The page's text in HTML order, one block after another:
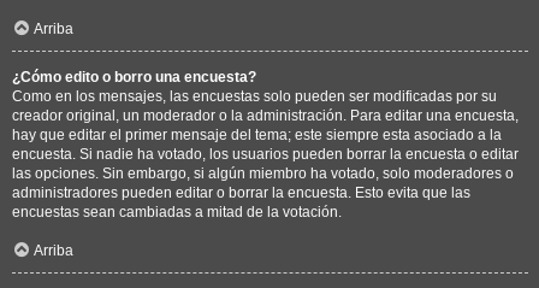
Arriba
¿Cómo edito o borro una encuesta?
Como en los mensajes, las encuestas solo pueden ser modificadas por su
creador original, un moderador o la administración. Para editar una encuesta,
hay que editar el primer mensaje del tema; este siempre esta asociado a la
encuesta. Si nadie ha votado, los usuarios pueden borrar la encuesta o editar
las opciones. Sin embargo, si algún miembro ha votado, solo moderadores o
administradores pueden editar o borrar la encuesta. Esto evita que las
encuestas sean cambiadas a mitad de la votación.
Arriba